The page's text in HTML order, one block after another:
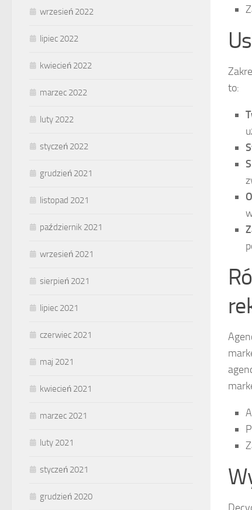
to:
wrzesień 2022
lipiec 2022
kwiecień 2022
marzec 2022
luty 2022
styczeń 2022
grudzień 2021
listopad 2021
październik 2021
wrzesień 2021
sierpień 2021
lipiec 2021
czerwiec 2021
maj 2021
kwiecień 2021
marzec 2021
luty 2021
styczeń 2021
grudzień 2020